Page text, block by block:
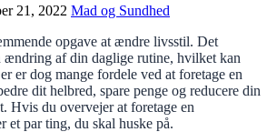
21, 2022 Mad og Sundhed
opgave at ændre livsstil. Det
ændring af din daglige rutine, hvilket kan
er dog mange fordele ved at foretage en
dit helbred, spare penge og reducere din
Hvis du overvejer at foretage en
et par ting, du skal huske på.